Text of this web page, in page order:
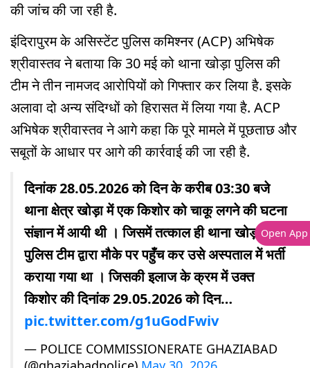
की जांच की जा रही है.
इंदिरापुरम के असिस्टेंट पुलिस कमिश्नर (ACP) अभिषेक
श्रीवास्तव ने बताया कि 30 मई को थाना खोड़ा पुलिस की
टीम ने तीन नामजद आरोपियों को गिफ्तार कर लिया है. इसके
अलावा दो अन्य संदिग्धों को हिरासत में लिया गया है. ACP
अभिषेक श्रीवास्तव ने आगे कहा कि पूरे मामले में पूछताछ और
सबूतों के आधार पर आगे की कार्रवाई की जा रही है.
दिनांक 28.05.2026 को दिन के करीब 03:30 बजे
थाना क्षेत्र खोड़ा में एक किशोर को चाकू लगने की घटना
संज्ञान में आयी थी । जिसमें तत्काल ही थाना खोड़ा
पुलिस टीम द्वारा मौके पर पहुँच कर उसे अस्पताल में भर्ती
कराया गया था । जिसकी इलाज के क्रम में उक्त
किशोर की दिनांक 29.05.2026 को दिन…
pic.twitter.com/g1uGodFwiv
— POLICE COMMISSIONERATE GHAZIABAD
Open App